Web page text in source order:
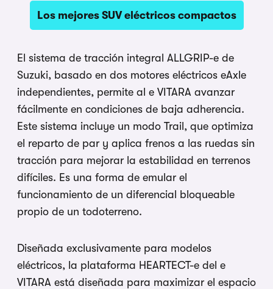
Los mejores SUV eléctricos compactos
El sistema de tracción integral ALLGRIP-e de
Suzuki, basado en dos motores eléctricos eAxle
independientes, permite al e VITARA avanzar
fácilmente en condiciones de baja adherencia.
Este sistema incluye un modo Trail, que optimiza
el reparto de par y aplica frenos a las ruedas sin
tracción para mejorar la estabilidad en terrenos
difíciles. Es una forma de emular el
funcionamiento de un diferencial bloqueable
propio de un todoterreno.
Diseñada exclusivamente para modelos
eléctricos, la plataforma HEARTECT-e del e
VITARA está diseñada para maximizar el espacio